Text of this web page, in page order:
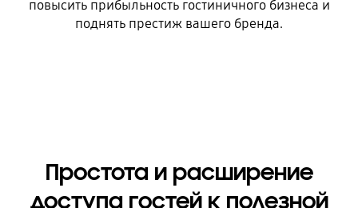
повысить прибыльность гостиничного бизнеса и
поднять престиж вашего бренда.
Простота и расширение
доступа гостей к полезной